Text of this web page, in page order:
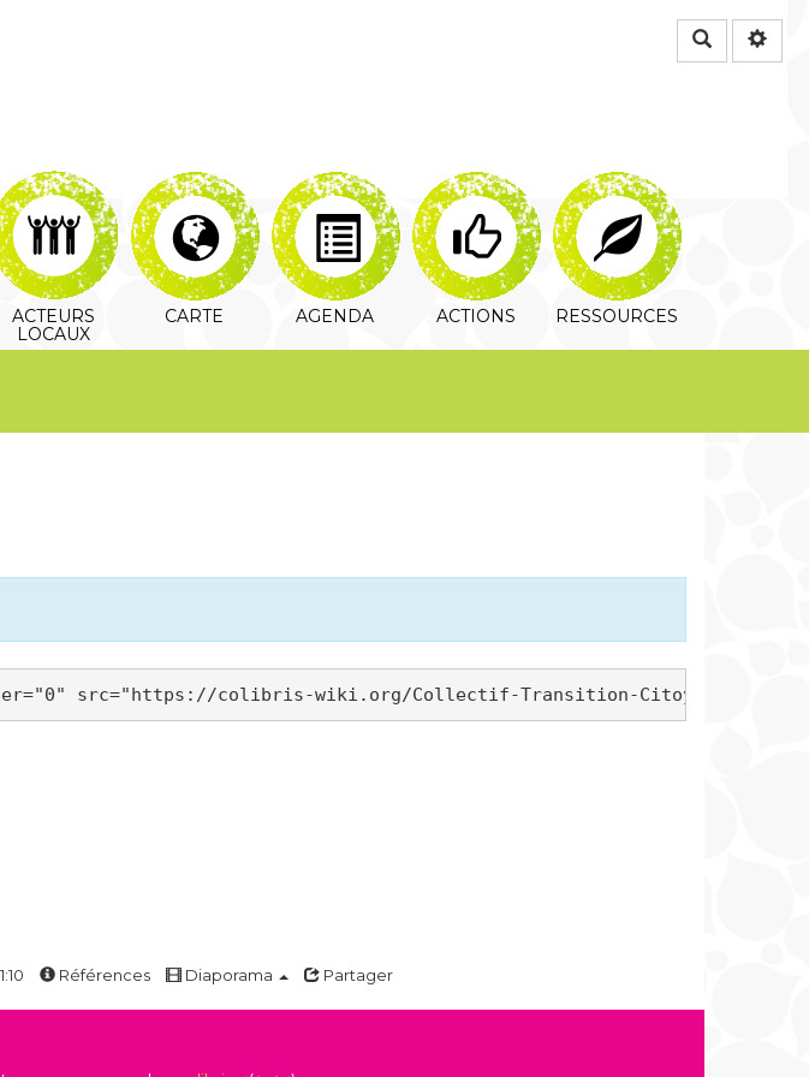
Rechercher
ACTEURS
LOCAUX
CARTE AGENDA ACTIONS RESSOURCES
Références Diaporama Partager